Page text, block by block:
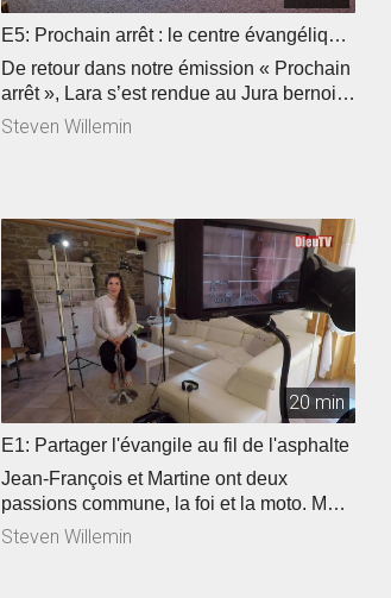
E5: Prochain arrêt : le centre évangélique
de Tavannes
De retour dans notre émission « Prochain
arrêt », Lara s’est rendue au Jura bernois
pour visiter le centre évangélique de
relever le défi face caméra. Jonathan est
« vlogueur. Mais ça veut dire quoi en
français? Et à quoi ça sert? Il nous a
ouvert les portes de son univers.
Steven Willemin
20 min
E1: Partager l'évangile au fil de l'asphalte
Jean-François et Martine ont deux
passions commune, la foi et la moto. Mais
comment conjuguer les deux en même
Steven Willemin